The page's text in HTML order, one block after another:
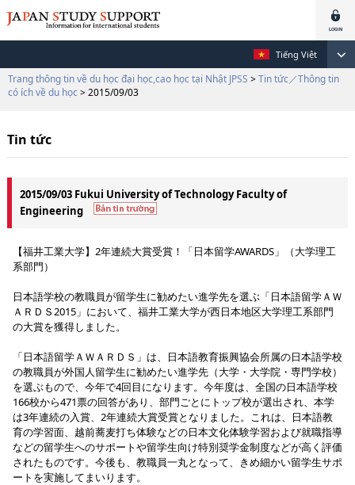
Tiếng Việt
Trang thông tin về du học đại học,cao học tại Nhật JPSS > Tin tức／Thông tin
có ích về du học > 2015/09/03
Tin tức
2015/09/03 Fukui University of Technology Faculty of
Engineering
【福井工業大学】2年連続大賞受賞！「日本留学AWARDS」（大学理工
系部門）
日本語学校の教職員が留学生に勧めたい進学先を選ぶ「日本語留学ＡＷ
ＡＲＤＳ2015」において、福井工業大学が西日本地区大学理工系部門
の大賞を獲得しました。
「日本語留学ＡＷＡＲＤＳ」は、日本語教育振興協会所属の日本語学校
の教職員が外国人留学生に勧めたい進学先（大学・大学院・専門学校）
を選ぶもので、今年で4回目になります。今年度は、全国の日本語学校
166校から471票の回答があり、部門ごとにトップ校が選出され、本学
は3年連続の入賞、2年連続大賞受賞となりました。これは、日本語教
育の学習面、越前蕎麦打ち体験などの日本文化体験学習および就職指導
などの留学生へのサポートや留学生向け特別奨学金制度などが高く評価
されたものです。今後も、教職員一丸となって、きめ細かい留学生サポ
ートを実施してまいります。